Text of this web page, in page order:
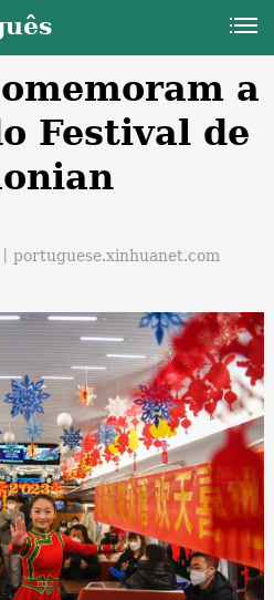
a
Festival de
portuguese.xinhuanet.com